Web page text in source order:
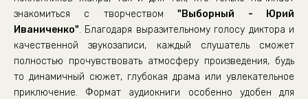
знакомиться с творчеством"Выборный - Юрий
Иваниченко". Благодаря выразительному голосу диктора и
качественной звукозаписи, каждый слушатель сможет
полностью прочувствовать атмосферу произведения, будь
то динамичный сюжет, глубокая драма или увлекательное
приключение. Формат аудиокниги особенно удобен для